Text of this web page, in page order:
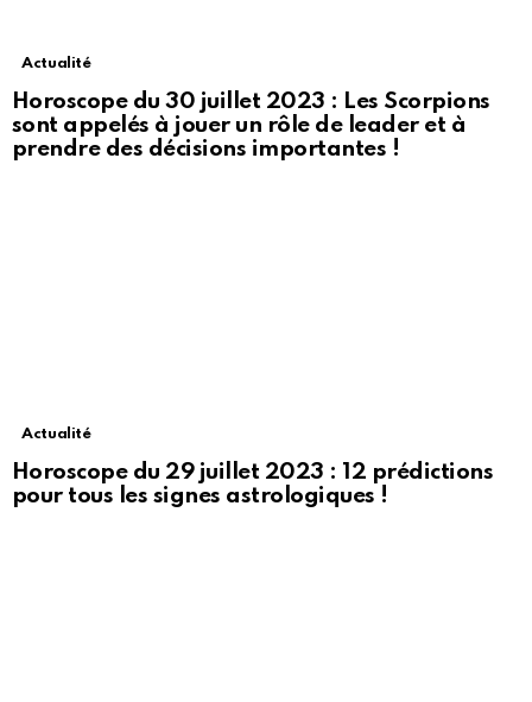
Actualité
Horoscope du 30 juillet 2023 : Les Scorpions
sont appelés à jouer un rôle de leader et à
prendre des décisions importantes !
Actualité
Horoscope du 29 juillet 2023 : 12 prédictions
pour tous les signes astrologiques !